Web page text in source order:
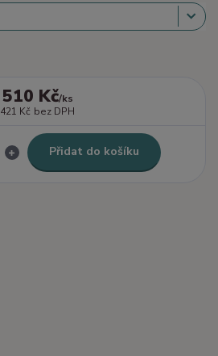
510 Kč/ks
421 Kč bez DPH
Přidat do košíku